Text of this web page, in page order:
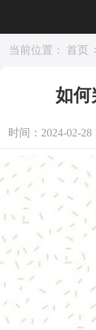
当前位置： 首页
如何
时间：2024-02-28